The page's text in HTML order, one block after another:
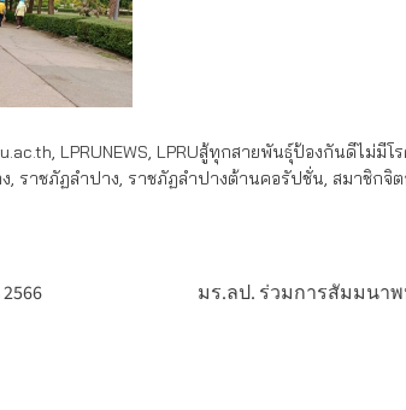
, LPRUNEWS, LPRUสู้ทุกสายพันธุ์ป้องกันดีไม่มีโ
, ราชภัฏลำปาง, ราชภัฏลำปางต้านคอรัปชั่น, สมาชิกจิ
มร.ลป. ร่วมการสัมมนา